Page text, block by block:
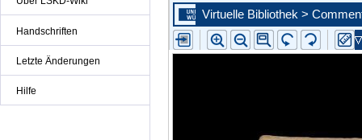
Handschriften
Letzte Änderungen
Hilfe